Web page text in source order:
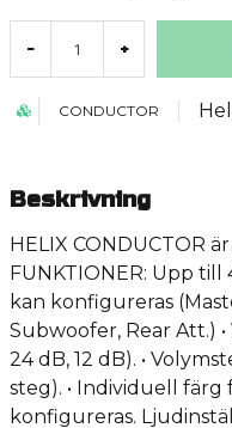
- +
CONDUCTOR
Beskrivning
HELIX CONDUCTOR
FUNKTIONER: Upp
kan konfigureras
Subwoofer, Rear Att.)
24 dB, 12 dB). •
steg). • Individuell
konfigureras.